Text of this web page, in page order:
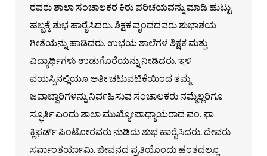
ರವರು ಶಾಲಾ ಸಂಚಾಲಕರ ಕಿರು ಪರಿಚಯವನ್ನು ಮಾಡಿ ಹುಟ್ಟು
ಹಬ್ಬಕ್ಕೆ ಶುಭ ಹಾರೈಸಿದರು. ಶಿಕ್ಷಕ ವೃಂದದವರು ಶುಭಾಶಯ
ಗೀತೆಯನ್ನು ಹಾಡಿದರು. ಉಭಯ ಶಾಲೆಗಳ ಶಿಕ್ಷಕ ಮತ್ತು
ವಿದ್ಯಾರ್ಥಿಗಳು ಉಡುಗೊರೆಯನ್ನು ನೀಡಿದರು. ಇಳಿ
ವಯಸ್ಸಿನಲ್ಲಿಯೂ ಅತೀ ಚಟುವಟಿಕೆಯಿಂದ ತಮ್ಮ
ಜವಾಬ್ದಾರಿಗಳನ್ನು ನಿರ್ವಹಿಸುವ ಸಂಚಾಲಕರು ನಮ್ಮೆಲ್ಲರಿಗೂ
ಸ್ಫೂರ್ತಿ ಎಂದು ಶಾಲಾ ಮುಖ್ಯೋಪಾಧ್ಯಾಯರಾದ ವಂ. ಫಾ
ಕ್ಲಿಫರ್ಡ್ ಪಿಂಟೋರವರು ನುಡಿದು ಶುಭ ಹಾರೈಸಿದರು. ದೇವರು
ಸರ್ವಾಂತರ್ಯಾಮಿ. ಜೀವನದ ಪ್ರತಿಯೊಂದು ಹಂತದಲ್ಲೂ